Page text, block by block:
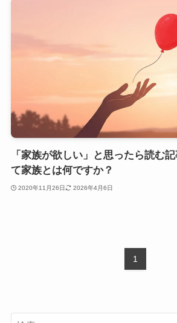
「家族が欲しい」と思ったら読む
て家族とは何ですか？
2020年11月26日 2026年4月6日
1